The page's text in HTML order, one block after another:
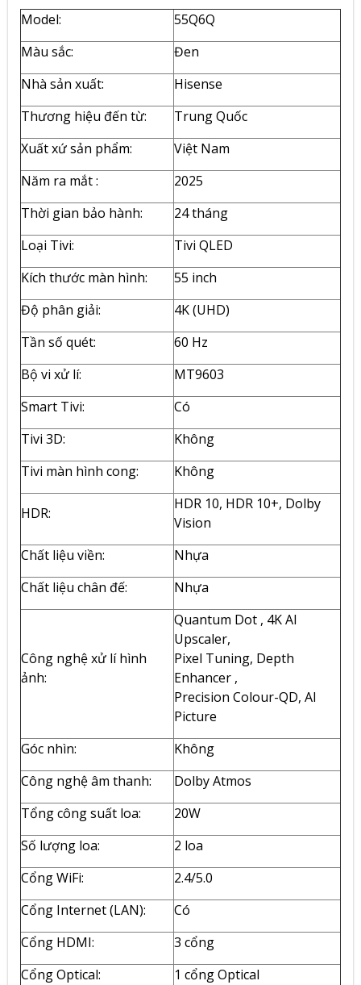
Model:
55Q6Q
Màu sắc:
Đen
Nhà sản xuất:
Hisense
Thương hiệu đến từ:
Trung Quốc
Xuất xứ sản phẩm:
Việt Nam
Năm ra mắt :
2025
Thời gian bảo hành:
24 tháng
Loại Tivi:
Tivi QLED
Kích thước màn hình:
55 inch
Độ phân giải:
4K (UHD)
Tần số quét:
60 Hz
Bộ vi xử lí:
MT9603
Smart Tivi:
Có
Tivi 3D:
Không
Tivi màn hình cong:
Không
HDR:
HDR 10, HDR 10+, Dolby
Vision
Chất liệu viền:
Nhựa
Chất liệu chân đế:
Nhựa
Công nghệ xử lí hình
ảnh:
Quantum Dot , 4K AI
Upscaler,
Pixel Tuning, Depth
Enhancer ,
Precision Colour-QD, AI
Picture
Góc nhìn:
Không
Công nghệ âm thanh:
Dolby Atmos
Tổng công suất loa:
20W
Số lượng loa:
2 loa
Cổng WiFi:
2.4/5.0
Cổng Internet (LAN):
Có
Cổng HDMI:
3 cổng
Cổng Optical:
1 cổng Optical